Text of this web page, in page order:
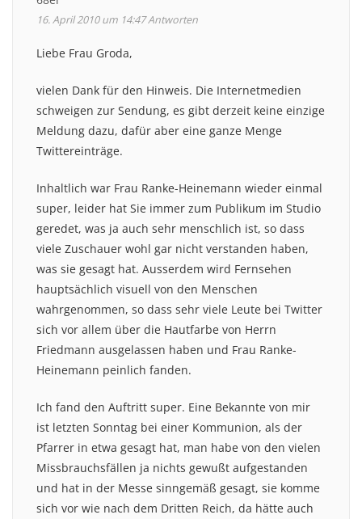
16. April 2010 um 14:47Antworten
Liebe Frau Groda,
vielen Dank für den Hinweis. Die Internetmedien
schweigen zur Sendung, es gibt derzeit keine einzige
Meldung dazu, dafür aber eine ganze Menge
Twittereinträge.
Inhaltlich war Frau Ranke-Heinemann wieder einmal
super, leider hat Sie immer zum Publikum im Studio
geredet, was ja auch sehr menschlich ist, so dass
viele Zuschauer wohl gar nicht verstanden haben,
was sie gesagt hat. Ausserdem wird Fernsehen
hauptsächlich visuell von den Menschen
wahrgenommen, so dass sehr viele Leute bei Twitter
sich vor allem über die Hautfarbe von Herrn
Friedmann ausgelassen haben und Frau Ranke-
Heinemann peinlich fanden.
Ich fand den Auftritt super. Eine Bekannte von mir
ist letzten Sonntag bei einer Kommunion, als der
Pfarrer in etwa gesagt hat, man habe von den vielen
Missbrauchsfällen ja nichts gewußt aufgestanden
und hat in der Messe sinngemäß gesagt, sie komme
sich vor wie nach dem Dritten Reich, da hätte auch